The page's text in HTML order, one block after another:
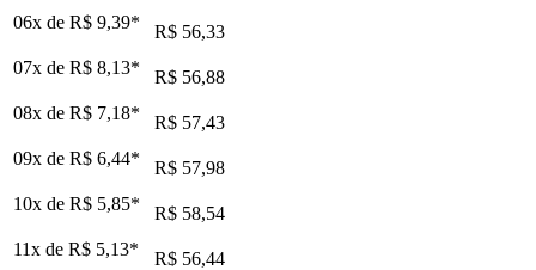
06x de R$ 9,39*
R$ 56,33
07x de R$ 8,13*
R$ 56,88
08x de R$ 7,18*
R$ 57,43
09x de R$ 6,44*
R$ 57,98
10x de R$ 5,85*
R$ 58,54
11x de R$ 5,13*
R$ 56,44